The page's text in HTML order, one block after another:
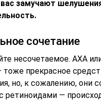
замучают
сочетание
несочетаемое. АХА
прекрасное
но, к сожалению, они
ретиноидами —